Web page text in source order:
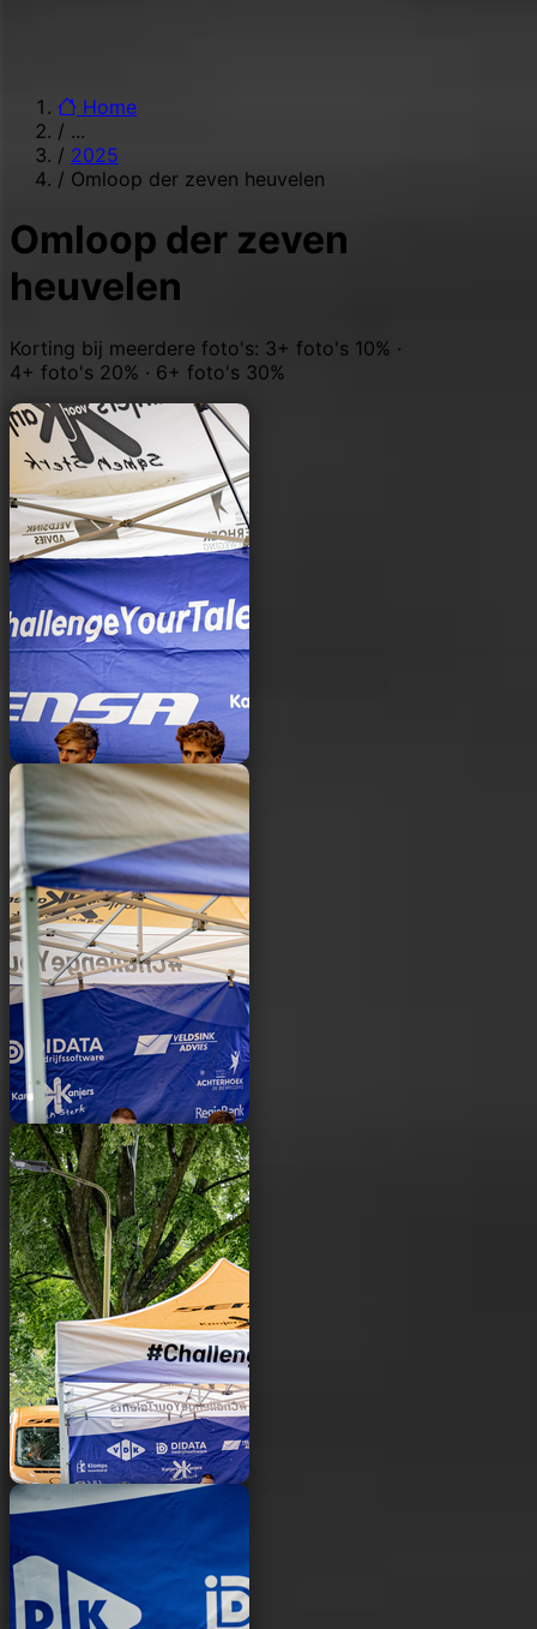
Home
/ ...
/ 2025
/ Omloop der zeven heuvelen
Omloop der zeven
heuvelen
Korting bij meerdere foto's: 3+ foto's 10% ·
4+ foto's 20% · 6+ foto's 30%